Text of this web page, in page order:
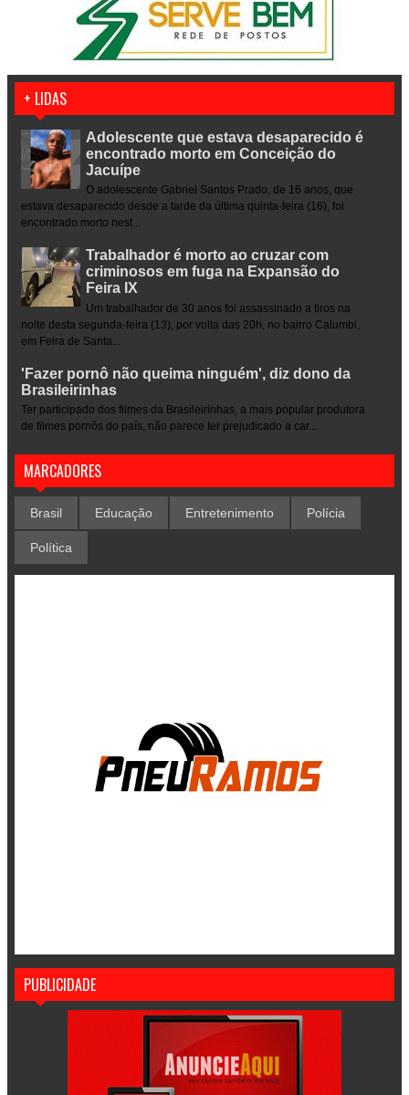
+ LIDAS
Adolescente que estava desaparecido é
encontrado morto em Conceição do
Jacuípe
O adolescente Gabriel Santos Prado, de 16 anos, que
estava desaparecido desde a tarde da última quinta-feira (16), foi
encontrado morto nest...
Trabalhador é morto ao cruzar com
criminosos em fuga na Expansão do
Feira IX
Um trabalhador de 30 anos foi assassinado a tiros na
noite desta segunda-feira (13), por volta das 20h, no bairro Calumbi,
em Feira de Santa...
'Fazer pornô não queima ninguém', diz dono da
Brasileirinhas
Ter participado dos filmes da Brasileirinhas, a mais popular produtora
de filmes pornôs do país, não parece ter prejudicado a car...
MARCADORES
Brasil Educação Entretenimento Polícia
Política
PUBLICIDADE